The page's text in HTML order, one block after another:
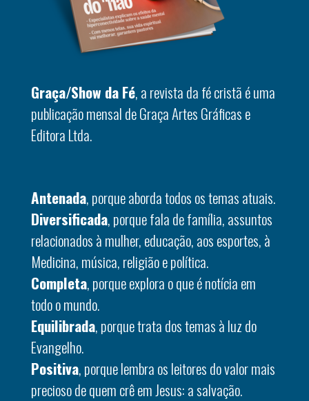
Graça/Show da Fé, a revista da fé cristã é uma
publicação mensal de Graça Artes Gráficas e
Editora Ltda.
Antenada, porque aborda todos os temas atuais.
Diversificada, porque fala de família, assuntos
relacionados à mulher, educação, aos esportes, à
Medicina, música, religião e política.
Completa, porque explora o que é notícia em
todo o mundo.
Equilibrada, porque trata dos temas à luz do
Evangelho.
Positiva, porque lembra os leitores do valor mais
precioso de quem crê em Jesus: a salvação.